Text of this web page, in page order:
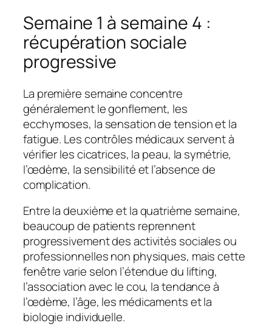
Semaine 1 à semaine 4 :
récupération sociale
progressive
La première semaine concentre
généralement le gonflement, les
ecchymoses, la sensation de tension et la
fatigue. Les contrôles médicaux servent à
vérifier les cicatrices, la peau, la symétrie,
l’œdème, la sensibilité et l’absence de
complication.
Entre la deuxième et la quatrième semaine,
beaucoup de patients reprennent
progressivement des activités sociales ou
professionnelles non physiques, mais cette
fenêtre varie selon l’étendue du lifting,
l’association avec le cou, la tendance à
l’œdème, l’âge, les médicaments et la
biologie individuelle.